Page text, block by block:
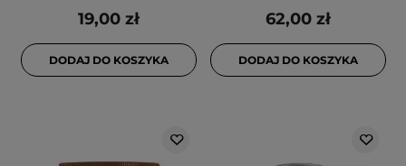
19,00 zł
DODAJ DO KOSZYKA
62,00 zł
DODAJ DO KOSZYKA